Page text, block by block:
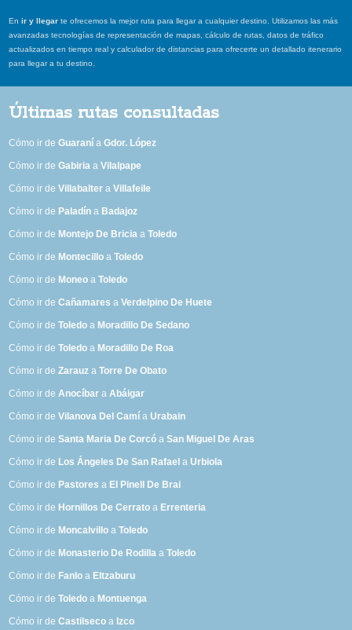
Enir y llegar te ofrecemos la mejor ruta para llegar a cualquier destino. Utilizamos las más
avanzadas tecnologías de representación de mapas, cálculo de rutas, datos de tráfico
actualizados en tiempo real y calculador de distancias para ofrecerte un detallado itenerario
para llegar a tu destino.
Últimas rutas consultadas
Cómo ir deGuaraní aGdor. López
Cómo ir deGabiria aVilalpape
Cómo ir deVillabalter aVillafeile
Cómo ir de Paladín a Badajoz
Cómo ir de Montejo De Bricia aToledo
Cómo ir de Montecillo aToledo
Cómo ir de Moneo aToledo
Cómo ir deCañamares aVerdelpino De Huete
Cómo ir deToledo a Moradillo De Sedano
Cómo ir deToledo a Moradillo De Roa
Cómo ir deZarauz aTorre De Obato
Cómo ir deAnocíbar aAbáigar
Cómo ir deVilanova Del Camí aUrabain
Cómo ir deSanta Maria De Corcó aSan Miguel De Aras
Cómo ir de Los Ángeles De San Rafael aUrbiola
Cómo ir de Pastores a El Pinell De Brai
Cómo ir de Hornillos De Cerrato a Errenteria
Cómo ir de Moncalvillo aToledo
Cómo ir de Monasterio De Rodilla aToledo
Cómo ir de Fanlo a Eltzaburu
Cómo ir deToledo a Montuenga
Cómo ir deCastilseco a Izco